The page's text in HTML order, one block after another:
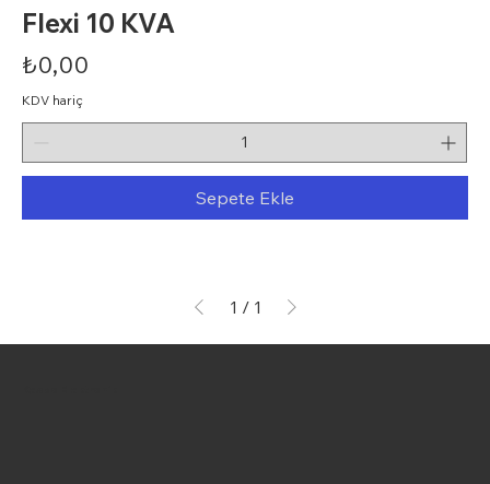
Flexi 10 KVA
Fiyat
₺0,00
KDV hariç
Sepete Ekle
1 / 1